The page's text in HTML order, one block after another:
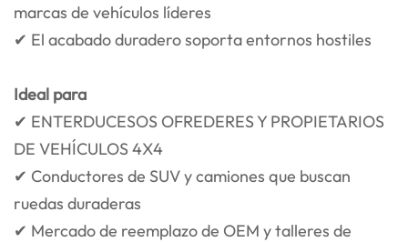
marcas de vehículos líderes
✔ El acabado duradero soporta entornos hostiles
Ideal para
✔ ENTERDUCESOS OFREDERES Y PROPIETARIOS
DE VEHÍCULOS 4X4
✔ Conductores de SUV y camiones que buscan
ruedas duraderas
✔ Mercado de reemplazo de OEM y talleres de